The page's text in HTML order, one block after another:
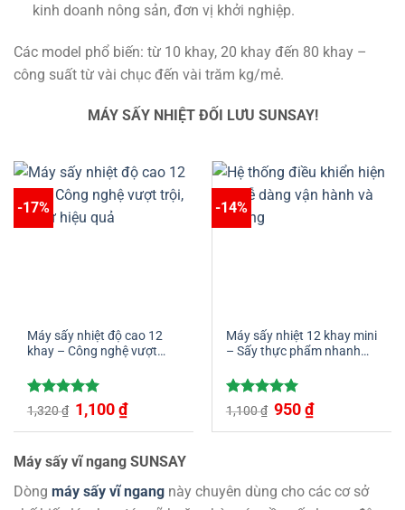
kinh doanh nông sản, đơn vị khởi nghiệp.
Các model phổ biến: từ 10 khay, 20 khay đến 80 khay –
công suất từ vài chục đến vài trăm kg/mẻ.
MÁY SẤY NHIỆT ĐỐI LƯU SUNSAY!
-17%
Máy sấy nhiệt độ cao 12
khay – Công nghệ vượt
Được xếp
hạng 5.00
5 sao
1,320₫ Giá
gốc
là:
1,100₫Giá
hiện
tại
1,100 ₫.
-14%
Máy sấy nhiệt 12 khay mini
– Sấy thực phẩm nhanh
Được xếp
hạng 5.00
5 sao
1,100₫ Giá
gốc
là:
950₫Giá
hiện
tại
Máy sấy vĩ ngang SUNSAY
Dòng máy sấy vĩ ngang này chuyên dùng cho các cơ sở